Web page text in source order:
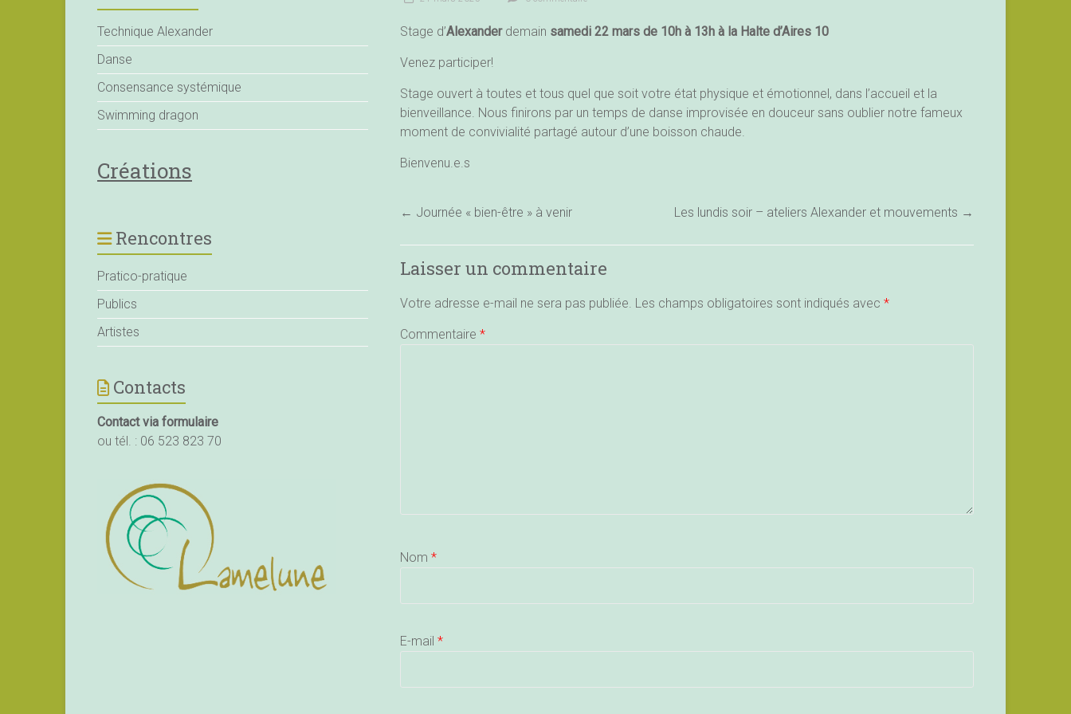
Stage d’Alexanderdemain samedi 22 mars de 10h à 13h à la Halte d’Aires 10
Venez participer!
Stage ouvert à toutes et tous quel que soit votre état physique et émotionnel, dans l’accueil et la
bienveillance. Nous finirons par un temps de danse improvisée en douceur sans oublier notre fameux
moment de convivialité partagé autour d’une boisson chaude.
Bienvenu.e.s
← Journée « bien-être » à venir Les lundis soir – ateliers Alexander et mouvements →
Laisser un commentaire
Votre adresse e-mail ne sera pas publiée. Les champs obligatoires sont indiqués avec *
Commentaire *
Nom *
E-mail *
Technique Alexander
Danse
Consensance systémique
Swimming dragon
Créations
Rencontres
Pratico-pratique
Publics
Artistes
Contacts
Contact via formulaire
ou tél. : 06 523 823 70